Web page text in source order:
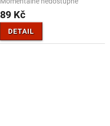
89 Kč
DETAIL